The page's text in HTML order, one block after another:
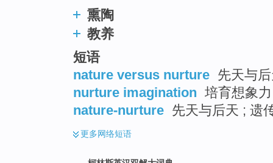
熏陶
教养
短语
nature versus nurture 先天与
nurture imagination 培育想象力
nature-nurture 先天与后天 ; 遗
更多网络短语